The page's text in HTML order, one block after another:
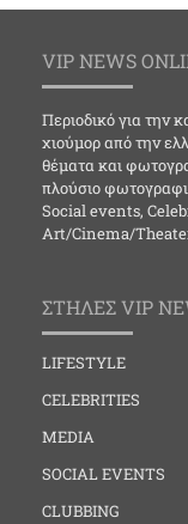
VIP NEWS
Περιοδικό για την
χιούμορ από την
θέματα και
πλούσιο
Social events,
Art/Cinema/
ΣΤΗΛΕΣ VIP
LIFESTYLE
CELEBRITIES
MEDIA
SOCIAL EVENTS
CLUBBING